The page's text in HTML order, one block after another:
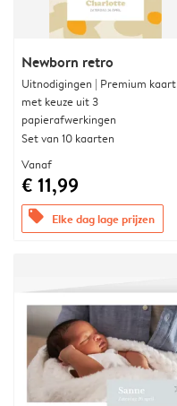
Newborn retro
Uitnodigingen | Premium kaart
met keuze uit 3
papierafwerkingen
Set van 10 kaarten
Vanaf
€ 11,99
offers Elke dag lage prijzen